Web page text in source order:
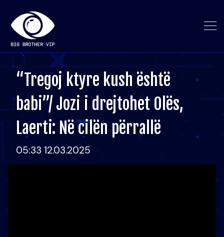
“Tregoj ktyre kush është
babi”/ Jozi i drejtohet Olës,
Laerti: Në cilën përrallë
05:33 12.03.2025